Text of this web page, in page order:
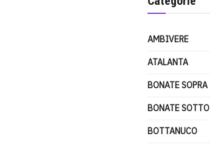
AMBIVERE
ATALANTA
BONATE SOPRA
BONATE SOTTO
BOTTANUCO